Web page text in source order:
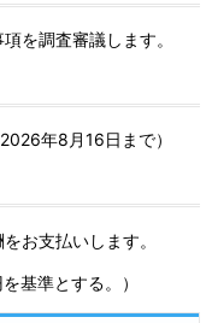
を調査審議します。
年8月16日まで）
お支払いします。
基準とする。）